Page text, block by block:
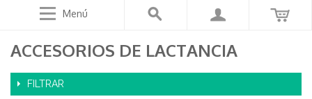
Menú
ACCESORIOS DE LACTANCIA
FILTRAR